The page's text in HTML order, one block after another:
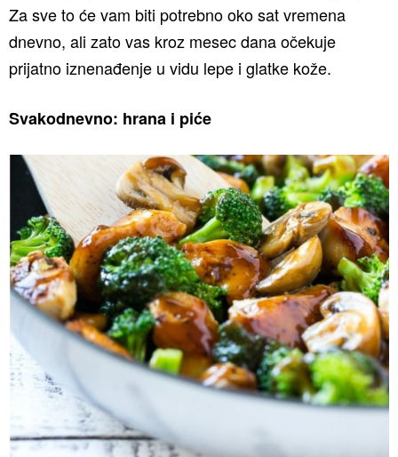
Za sve to će vam biti potrebno oko sat vremena
dnevno, ali zato vas kroz mesec dana očekuje
prijatno iznenađenje u vidu lepe i glatke kože.
Svakodnevno: hrana i piće